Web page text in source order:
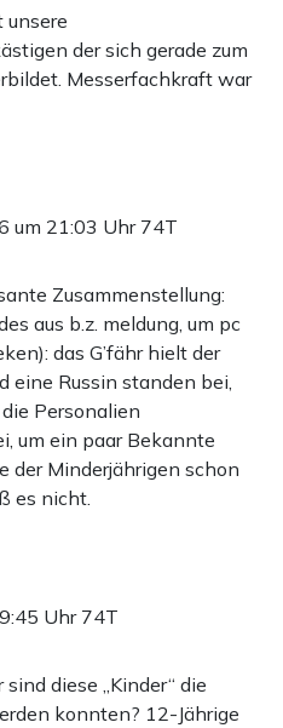
unsere
der sich gerade zum
Messerfachkraft war
um 21:03 Uhr 74T
Zusammenstellung:
aus b.z. meldung, um pc
das G’fähr hielt der
eine Russin standen bei,
Personalien
um ein paar Bekannte
der Minderjährigen schon
es nicht.
Uhr 74T
diese „Kinder“ die
konnten? 12-Jährige